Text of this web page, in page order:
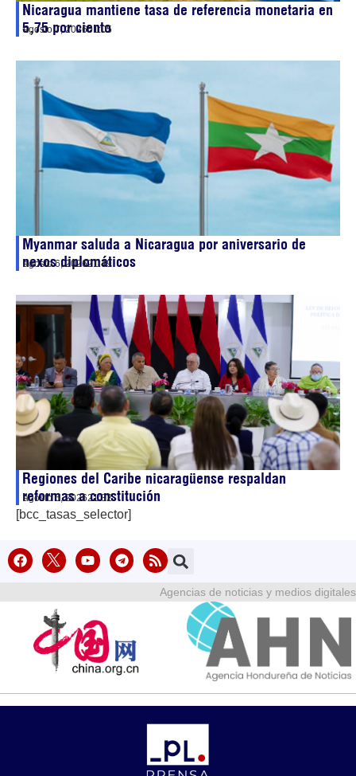
Nicaragua mantiene tasa de referencia monetaria en
5,75 por ciento
agosto 7, 202601:05
Myanmar saluda a Nicaragua por aniversario de
nexos diplomáticos
agosto 6, 202621:49
Regiones del Caribe nicaragüense respaldan
reformas a constitución
agosto 6, 202621:32
[bcc_tasas_selector]
Agencias de noticias y medios digitales